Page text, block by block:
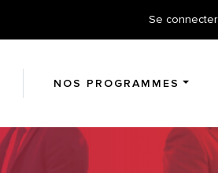
Se connecter
NOS PROGRAMMES